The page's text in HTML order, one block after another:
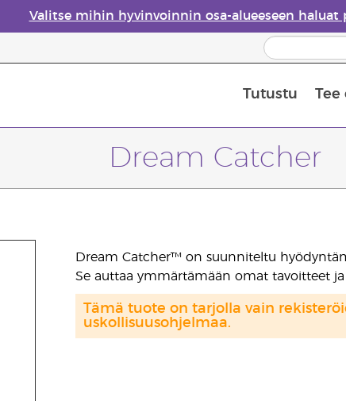
Valitse mihin hyvinvoinnin osa-alueeseen haluat
Tutustu
Dream Catcher
Dream Catcher™ on suunniteltu
Se auttaa ymmärtämään omat tavoitteet
Tämä tuote on tarjolla vain
uskollisuusohjelmaa.